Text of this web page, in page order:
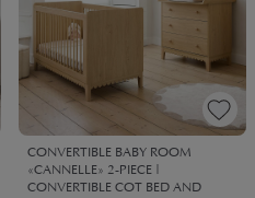
CONVERTIBLE BABY ROOM
«CANNELLE» 2-PIECE |
CONVERTIBLE COT BED AND